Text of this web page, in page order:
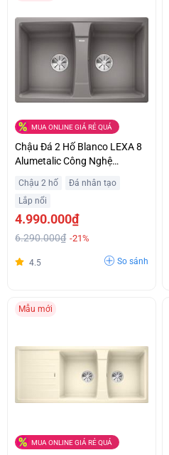
MUA ONLINE GIÁ RẺ QUÁ
Chậu Đá 2 Hố Blanco LEXA 8
Alumetalic Công Nghệ
Hygiene +Plus Ức Chế Vi
Khuẩn Giá Ưu Đãi
Chậu 2 hố
Đá nhân tạo
Lắp nổi
4.990.000₫
6.290.000₫ -21%
4.5 So sánh
Mẫu mới
MUA ONLINE GIÁ RẺ QUÁ